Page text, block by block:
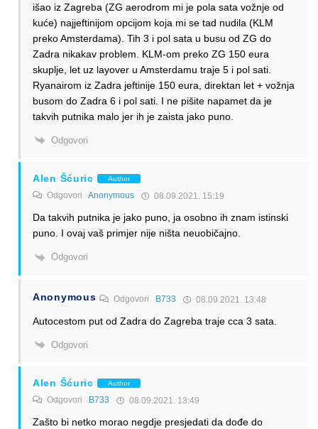
išao iz Zagreba (ZG aerodrom mi je pola sata vožnje od
kuće) najjeftinijom opcijom koja mi se tad nudila (KLM
preko Amsterdama). Tih 3 i pol sata u busu od ZG do
Zadra nikakav problem. KLM-om preko ZG 150 eura
skuplje, let uz layover u Amsterdamu traje 5 i pol sati.
Ryanairom iz Zadra jeftinije 150 eura, direktan let + vožnja
busom do Zadra 6 i pol sati. I ne pišite napamet da je
takvih putnika malo jer ih je zaista jako puno.
Odgovori
Alen Šćuric Author
Odgovori Anonymous 08.09.2021. 15:19
Da takvih putnika je jako puno, ja osobno ih znam istinski
puno. I ovaj vaš primjer nije ništa neuobičajno.
Odgovori
Anonymous Odgovori B733 08.09.2021. 13:48
Autocestom put od Zadra do Zagreba traje cca 3 sata.
Odgovori
Alen Šćuric Author
Odgovori B733 08.09.2021. 13:49
Zašto bi netko morao negdje presjedati da dođe do